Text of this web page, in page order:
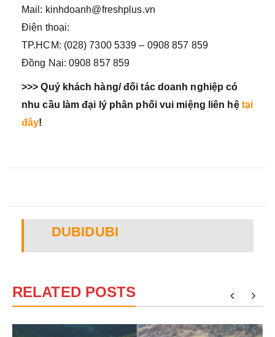
Mail: kinhdoanh@freshplus.vn
Điện thoại:
TP.HCM: (028) 7300 5339 – 0908 857 859
Đồng Nai: 0908 857 859
>>> Quý khách hàng/ đối tác doanh nghiệp có
nhu cầu làm đại lý phân phối vui miệng liên hệ tại
đây!
DUBIDUBI
RELATED POSTS